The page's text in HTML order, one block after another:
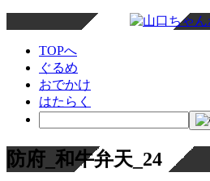
TOPへ
ぐるめ
おでかけ
はたらく
防府_和牛弁天_24